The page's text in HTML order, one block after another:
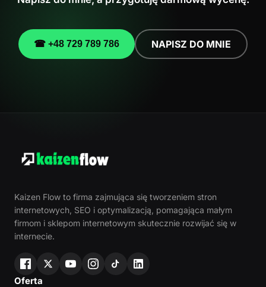
☎ +48 729 789 786 NAPISZ DO MNIE
Kaizen Flow to firma zajmująca się tworzeniem stron
internetowych, SEO i optymalizacją, pomagająca małym
firmom i sklepom internetowym skutecznie rozwijać się w
internecie.
Oferta